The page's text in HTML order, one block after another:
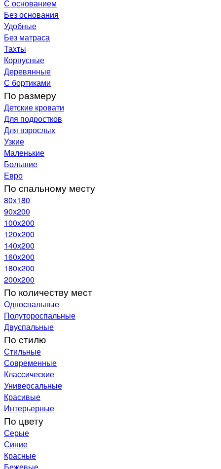
С основанием
Без основания
Удобные
Без матраса
Тахты
Корпусные
Деревянные
С бортиками
По размеру
Детские кровати
Для подростков
Для взрослых
Узкие
Маленькие
Большие
Евро
По спальному месту
80х180
90х200
100х200
120x200
140х200
160х200
180х200
200х200
По количеству мест
Односпальные
Полутороспальные
Двуспальные
По стилю
Стильные
Современные
Классические
Универсальные
Красивые
Интерьерные
По цвету
Серые
Синие
Красные